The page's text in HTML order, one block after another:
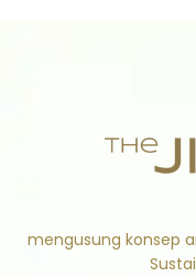
mengusung konsep